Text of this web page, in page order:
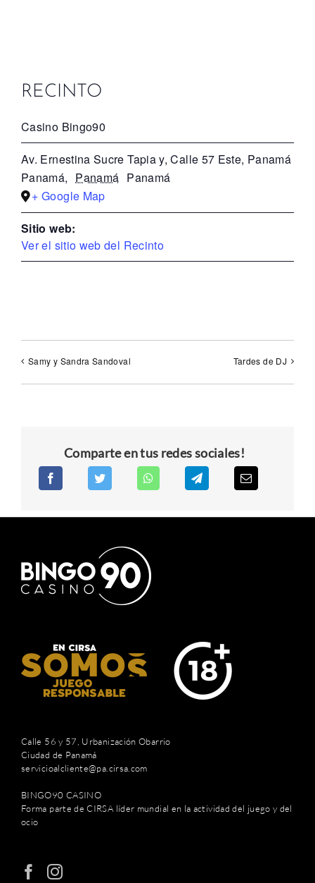
RECINTO
Casino Bingo90
Av. Ernestina Sucre Tapia y, Calle 57 Este, Panamá
Panamá, Panamá Panamá
+ Google Map
Sitio web:
Ver el sitio web del Recinto
Samy y Sandra Sandoval Tardes de DJ
Comparte en tus redes sociales!
Calle 56 y 57, Urbanización Obarrio
Ciudad de Panamá
servicioalcliente@pa.cirsa.com
BINGO90 CASINO
Forma parte de CIRSA líder mundial en la actividad del juego y del
ocio